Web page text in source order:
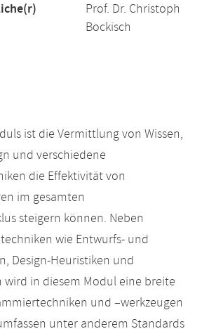
Prof. Dr. Christoph
Bockisch
ist die Vermittlung von Wissen,
und verschiedene
die Effektivität von
im gesamten
steigern können. Neben
wie Entwurfs- und
Design-Heuristiken und
wird in diesem Modul eine breite
und –werkzeugen
unter anderem Standards